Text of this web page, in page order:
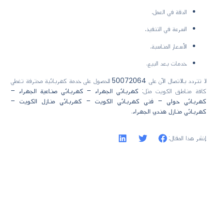
الدقة في العمل.
السرعة في التنفيذ.
الأسعار المناسبة.
خدمات بعد البيع.
لا تتردد بالاتصال الآن على 50072064للحصول على خدمة كهربائية محترفة تغطي
كافة مناطق الكويت مثل:كهربائي الجهراء – كهربائي صناعية الجهراء –
كهربائي حولي – فني كهربائي الكويت – كهربائي منازل الكويت –
كهربائي منازل هندي الجهراء.
إنشر هذا المقال: